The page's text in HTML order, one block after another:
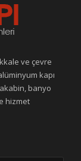
ve çevre
kapı
banyo
hizmet